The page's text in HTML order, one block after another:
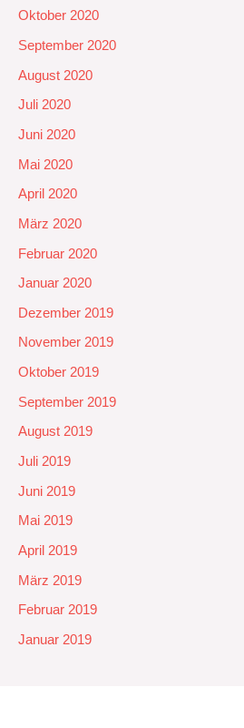
Oktober 2020
September 2020
August 2020
Juli 2020
Juni 2020
Mai 2020
April 2020
März 2020
Februar 2020
Januar 2020
Dezember 2019
November 2019
Oktober 2019
September 2019
August 2019
Juli 2019
Juni 2019
Mai 2019
April 2019
März 2019
Februar 2019
Januar 2019